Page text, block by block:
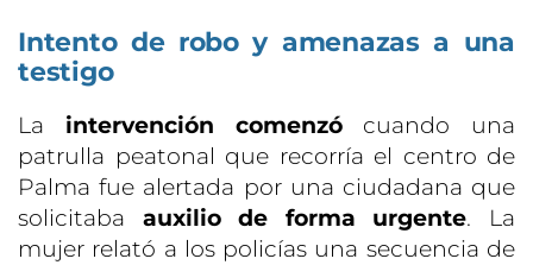
Intento de robo y amenazas a una
testigo
La intervención comenzócuando una
patrulla peatonal que recorría el centro de
Palma fue alertada por una ciudadana que
solicitaba auxilio de forma urgente. La
mujer relató a los policías una secuencia de